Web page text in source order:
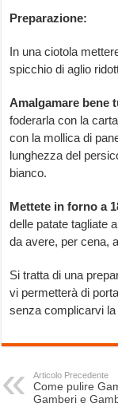
Preparazione:
In una ciotola
spicchio di aglio
Amalgamare bene
foderarla con la
con la mollica di
lunghezza del
bianco.
Mettete in forno a
delle patate tagliate
da avere, per cena,
Si tratta di una
vi permetterà di
senza complicarvi
Articolo Precedente
Come pulire
Gamberi e